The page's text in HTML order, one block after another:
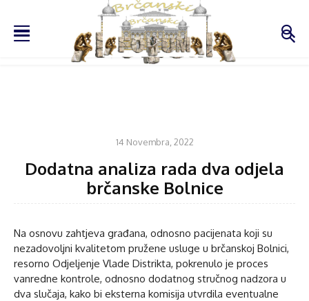
14 Novembra, 2022
Dodatna analiza rada dva odjela
brčanske Bolnice
Na osnovu zahtjeva građana, odnosno pacijenata koji su
nezadovoljni kvalitetom pružene usluge u brčanskoj Bolnici,
resorno Odjeljenje Vlade Distrikta, pokrenulo je proces
vanredne kontrole, odnosno dodatnog stručnog nadzora u
dva slučaja, kako bi eksterna komisija utvrdila eventualne